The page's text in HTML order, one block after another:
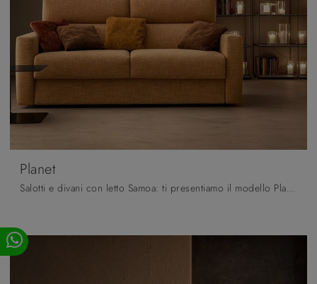
Planet
Salotti e divani con letto Samoa: ti presentiamo il modello Planet in tessuto per completare la zona giorno.